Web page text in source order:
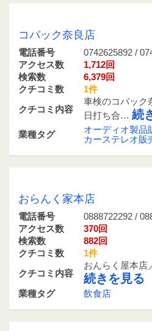
コバック奈良店
電話番号
0742625892 /
アクセス数
1,712回
検索数
6,379回
クチコミ数
1件
クチコミ内容
車検のコバック
日打ち合… 続
業種タグ オーディオ製品
カーステレオ販
おらんく家本店
電話番号
0888722292 /
アクセス数
370回
検索数
882回
クチコミ数
1件
クチコミ内容
おんらく屋本店
続きを見る
業種タグ 飲食店